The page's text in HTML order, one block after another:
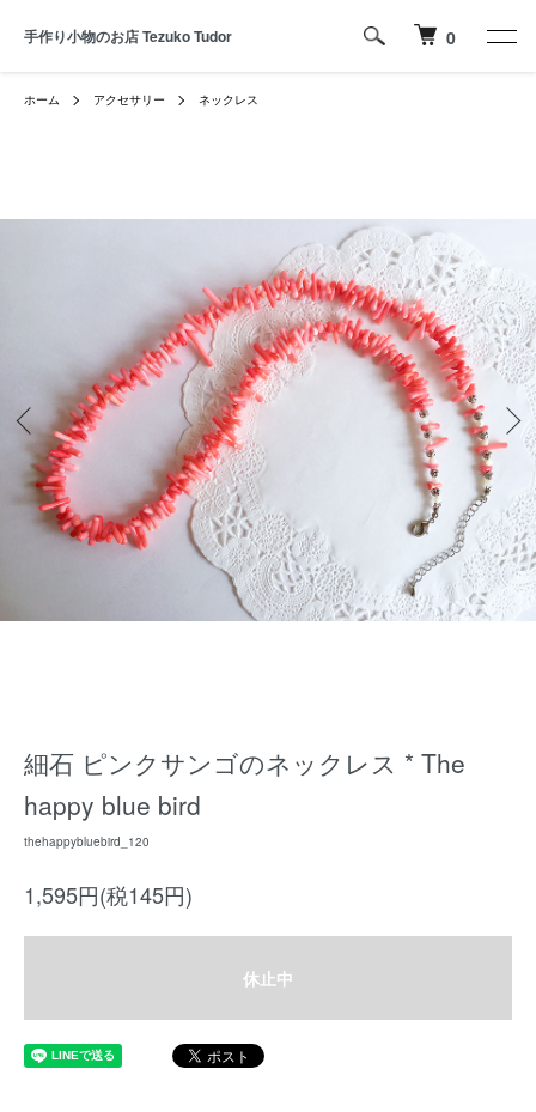
手作り小物のお店 Tezuko Tudor 0
ホーム アクセサリー ネックレス
細石 ピンクサンゴのネックレス * The
happy blue bird
thehappybluebird_120
1,595円(税145円)
休止中